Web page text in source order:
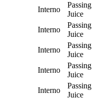
Interno
Passing
Juice
Interno
Passing
Juice
Interno
Passing
Juice
Interno
Passing
Juice
Interno
Passing
Juice